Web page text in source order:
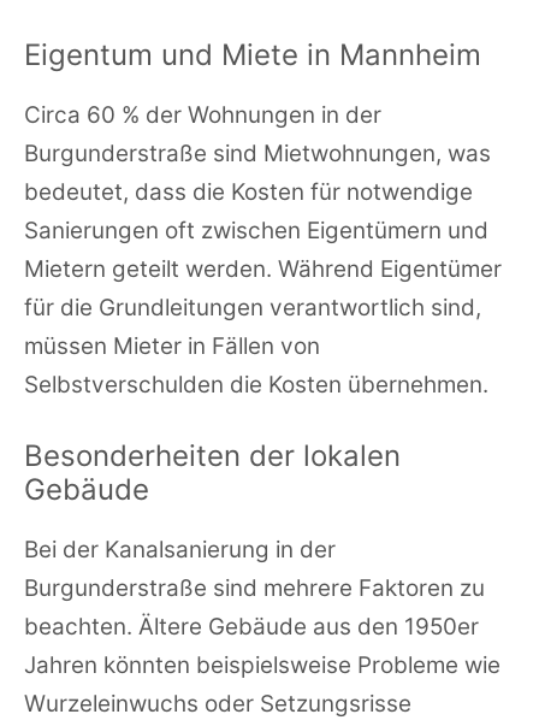
Eigentum und Miete in Mannheim
Circa 60 % der Wohnungen in der
Burgunderstraße sind Mietwohnungen, was
bedeutet, dass die Kosten für notwendige
Sanierungen oft zwischen Eigentümern und
Mietern geteilt werden. Während Eigentümer
für die Grundleitungen verantwortlich sind,
müssen Mieter in Fällen von
Selbstverschulden die Kosten übernehmen.
Besonderheiten der lokalen
Gebäude
Bei der Kanalsanierung in der
Burgunderstraße sind mehrere Faktoren zu
beachten. Ältere Gebäude aus den 1950er
Jahren könnten beispielsweise Probleme wie
Wurzeleinwuchs oder Setzungsrisse